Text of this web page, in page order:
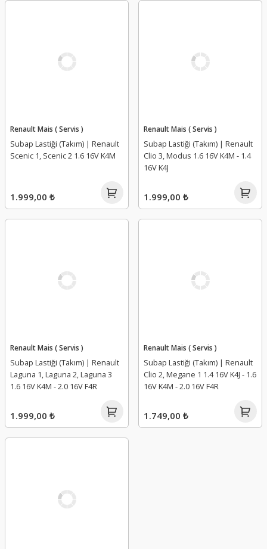
Renault Mais ( Servis )
Subap Lastiği (Takım) | Renault
Scenic 1, Scenic 2 1.6 16V K4M
1.999,00 ₺
Renault Mais ( Servis )
Subap Lastiği (Takım) | Renault
Clio 3, Modus 1.6 16V K4M - 1.4
16V K4J
1.999,00 ₺
Renault Mais ( Servis )
Subap Lastiği (Takım) | Renault
Laguna 1, Laguna 2, Laguna 3
1.6 16V K4M - 2.0 16V F4R
1.999,00 ₺
Renault Mais ( Servis )
Subap Lastiği (Takım) | Renault
Clio 2, Megane 1 1.4 16V K4J - 1.6
16V K4M - 2.0 16V F4R
1.749,00 ₺